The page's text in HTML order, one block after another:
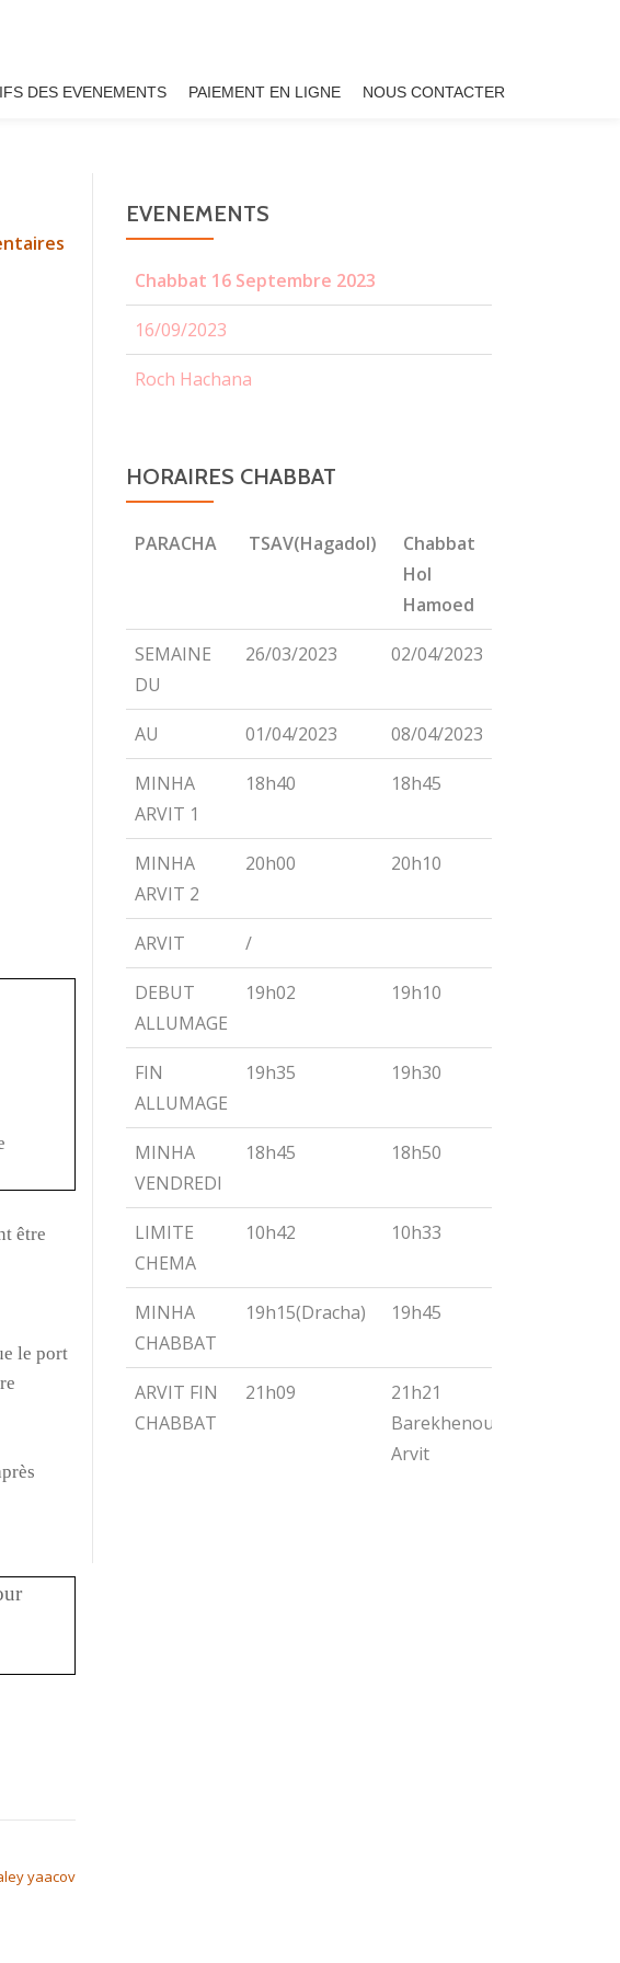
DES EVENEMENTS PAIEMENT EN LIGNE NOUS CONTACTER
être
le port
yaacov
EVENEMENTS
Chabbat 16 Septembre 2023
16/09/2023
Roch Hachana
HORAIRES CHABBAT
PARACHA TSAV(Hagadol)
Chabbat
Hol
Hamoed
PARACHA TSAV(Hagadol)
Chabbat
Hamoed
SEMAINE
DU
26/03/2023 02/04/2023
AU 01/04/2023 08/04/2023
MINHA
ARVIT 1
18h40 18h45
MINHA
ARVIT 2
20h00 20h10
ARVIT /
DEBUT
ALLUMAGE
19h02 19h10
FIN
ALLUMAGE
19h35 19h30
MINHA
VENDREDI
18h45 18h50
LIMITE
CHEMA
10h42 10h33
MINHA
CHABBAT
19h15(Dracha) 19h45
ARVIT FIN
CHABBAT
21h09
21h21
Barekhenou
Arvit